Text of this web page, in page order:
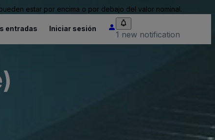
estar por encima o por debajo del valor nominal.
entradas Iniciar sesión
1 new notification